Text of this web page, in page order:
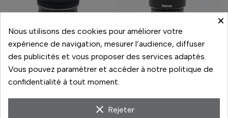
Canon
CANON EF-S 10-18 F4.5-
100MM F2.8 MACRO WR
×
Nous utilisons des cookies pour améliorer votre
expérience de navigation, mesurer l’audience, diffuser
des publicités et vous proposer des services adaptés.
Vous pouvez paramétrer et accéder à notre politique de
confidentialité à tout moment.
clear Rejeter